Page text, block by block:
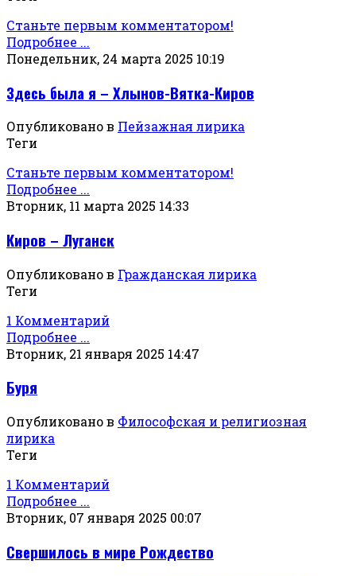
Станьте первым комментатором!
Подробнее ...
Понедельник, 24 марта 2025 10:19
Здесь была я – Хлынов-Вятка-Киров
Опубликовано в Пейзажная лирика
Теги
Станьте первым комментатором!
Подробнее ...
Вторник, 11 марта 2025 14:33
Киров – Луганск
Опубликовано в Гражданская лирика
Теги
1 Комментарий
Подробнее ...
Вторник, 21 января 2025 14:47
Буря
Опубликовано в Философская и религиозная
лирика
Теги
1 Комментарий
Подробнее ...
Вторник, 07 января 2025 00:07
Свершилось в мире Рождество